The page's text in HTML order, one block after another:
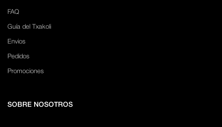
FAQ
Guía del Txakoli
Envios
Pedidos
Promociones
SOBRE NOSOTROS